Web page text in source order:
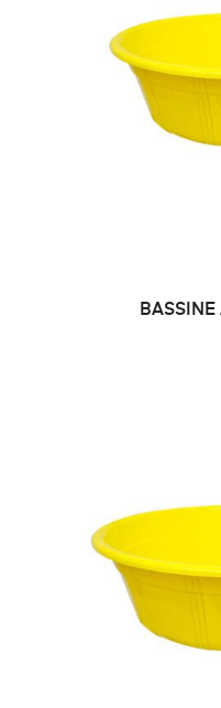
BASSINE